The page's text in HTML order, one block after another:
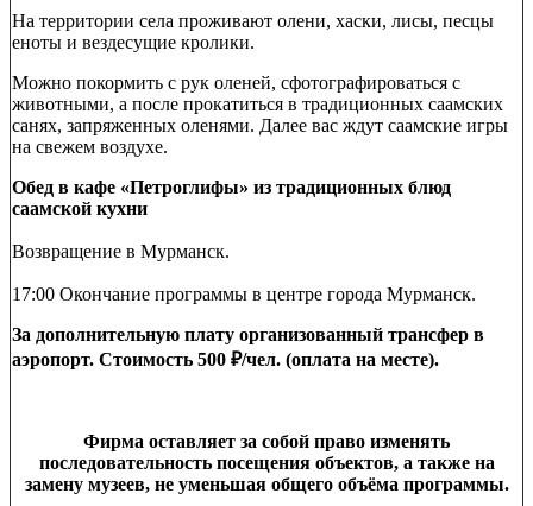
На территории села проживают олени, хаски, лисы, песцы
еноты и вездесущие кролики.
Можно покормить с рук оленей, сфотографироваться с
животными, а после прокатиться в традиционных саамских
санях, запряженных оленями. Далее вас ждут саамские игры
на свежем воздухе.
Обед в кафе «Петроглифы» из традиционных блюд
саамской кухни
Возвращение в Мурманск.
17:00 Окончание программы в центре города Мурманск.
За дополнительную плату организованный трансфер в
аэропорт. Стоимость 500 ₽/чел. (оплата на месте).
Фирма оставляет за собой право изменять
последовательность посещения объектов, а также на
замену музеев, не уменьшая общего объёма программы.